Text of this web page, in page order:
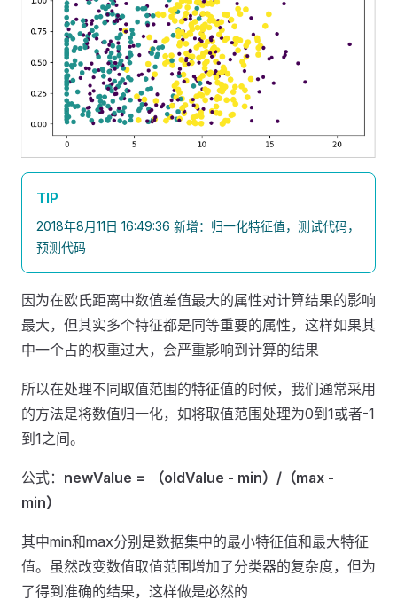
TIP
2018年8月11日 16:49:36 新增：归一化特征值，测试代码，
预测代码
因为在欧氏距离中数值差值最大的属性对计算结果的影响
最大，但其实多个特征都是同等重要的属性，这样如果其
中一个占的权重过大，会严重影响到计算的结果
所以在处理不同取值范围的特征值的时候，我们通常采用
的方法是将数值归一化，如将取值范围处理为0到1或者-1
到1之间。
公式： newValue = （oldValue - min）/（max -
min）
其中min和max分别是数据集中的最小特征值和最大特征
值。虽然改变数值取值范围增加了分类器的复杂度，但为
了得到准确的结果，这样做是必然的